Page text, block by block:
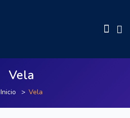
Vela
Inicio Vela